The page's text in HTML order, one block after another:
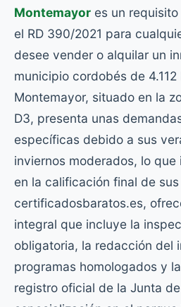
Montemayor es un
el RD 390/2021 para
desee vender o alquilar un
municipio cordobés de
Montemayor, situado en la
D3, presenta unas
específicas debido a sus
inviernos moderados, lo
en la calificación final de
certificadosbaratos.es,
integral que incluye la
obligatoria, la redacción del
programas homologados y
registro oficial de la Junta